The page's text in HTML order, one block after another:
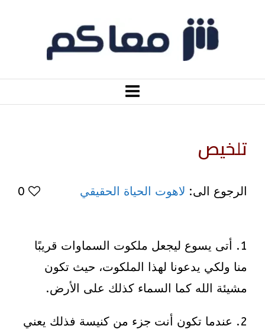
تلخيص
الرجوع الى: لاهوت الحياة الحقيقي 0
1. أتى يسوع ليجعل ملكوت السماوات قريبًا
منا ولكي يدعونا لهذا الملكوت، حيث تكون
مشيئة الله كما السماء كذلك على الأرض.
2. عندما تكون أنت جزء من كنيسة فذلك يعني